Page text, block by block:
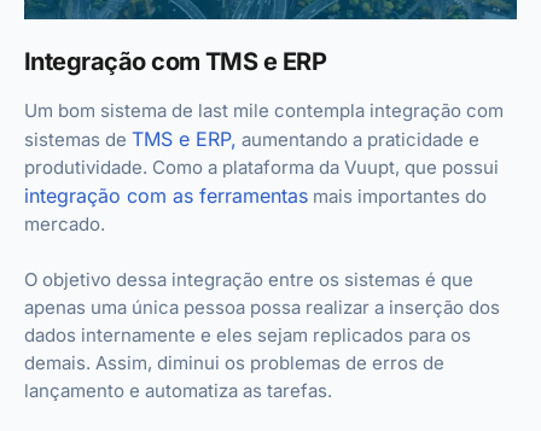
Integração com TMS e ERP
Um bom sistema de last mile contempla integração com
sistemas de TMS e ERP, aumentando a praticidade e
produtividade. Como a plataforma da Vuupt, que possui
integração com as ferramentas mais importantes do
mercado.
O objetivo dessa integração entre os sistemas é que
apenas uma única pessoa possa realizar a inserção dos
dados internamente e eles sejam replicados para os
demais. Assim, diminui os problemas de erros de
lançamento e automatiza as tarefas.